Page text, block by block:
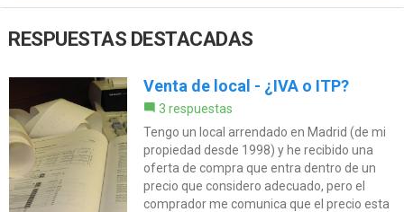
RESPUESTAS DESTACADAS
Venta de local - ¿IVA o ITP?
3 respuestas
Tengo un local arrendado en Madrid (de mi
propiedad desde 1998) y he recibido una
oferta de compra que entra dentro de un
precio que considero adecuado, pero el
comprador me comunica que el precio esta